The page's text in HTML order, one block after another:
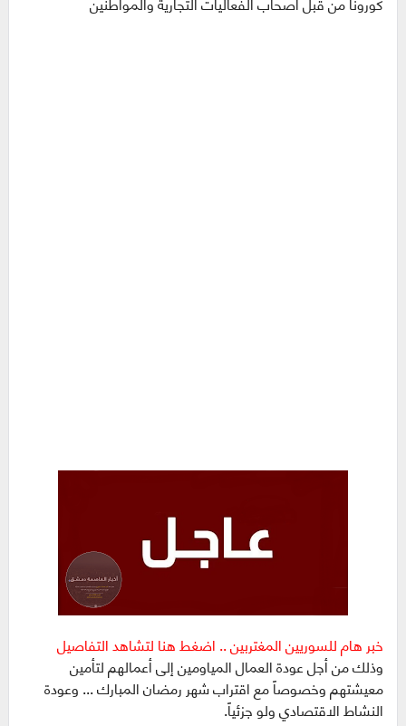
خبر هام للسوريين المغتربين .. اضغط هنا لتشاهد التفاصيل
وذلك من أجل عودة العمال المياومين إلى أعمالهم لتأمين
معيشتهم وخصوصاً مع اقتراب شهر رمضان المبارك ... وعودة
النشاط الاقتصادي ولو جزئياً.